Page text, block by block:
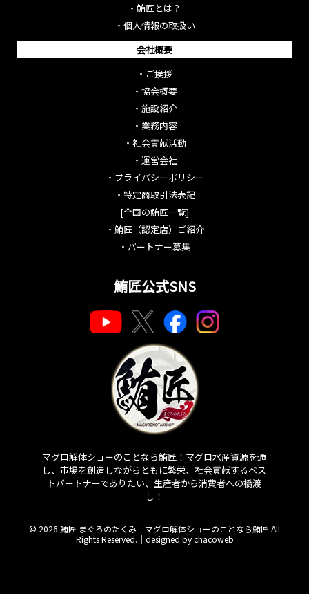
・ 鮪匠とは？
・ 個人情報の取扱い
会社概要
・ ご挨拶
・ 協会概要
・ 施設紹介
・ 業務内容
・ 社会貢献活動
・ 運営会社
・ プライバシーポリシー
・ 特定商取引法表記
[全国の鮪匠一覧]
・ 鮪匠（認定店）ご紹介
・ パートナー募集
鮪匠公式SNS
マグロ解体ショーのことなら鮪匠！マグロ水産資源を通
し、市場を創造しながらともに繁栄、社会貢献するベス
トパートナーでありたい、生産者から消費者への橋渡
し！
© 2026 鮪匠 まぐろのたくみ｜マグロ解体ショーのことなら鮪匠 All
Rights Reserved.｜ designed by chacoweb